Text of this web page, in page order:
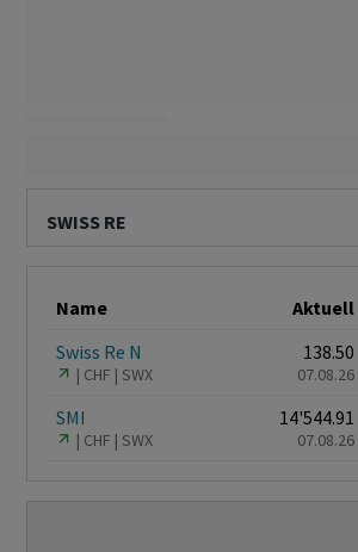
SWISS RE
Name Aktuell
Swiss Re N
CHF SWX
138.50
07.08.26
SMI
CHF SWX
14'544.91
07.08.26